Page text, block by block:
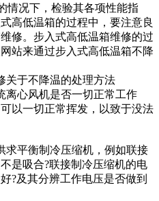
情况下，检验其各项性能指
高低温箱的过程中，要注意良
修。步入式高低温箱维修的过
站来通过步入式高低温箱不降
心风机是否一切正常工作
以一切正常挥发，以致于没法
平衡制冷压缩机，例如联接
是吸合?联接制冷压缩机的电
?及其分辨工作电压是否做到